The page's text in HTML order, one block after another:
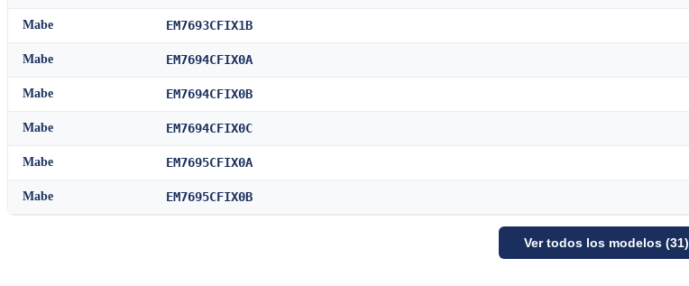
Mabe EM7693CFIX1B
Mabe EM7694CFIX0A
Mabe EM7694CFIX0B
Mabe EM7694CFIX0C
Mabe EM7695CFIX0A
Mabe EM7695CFIX0B
Ver todos los modelos (31)